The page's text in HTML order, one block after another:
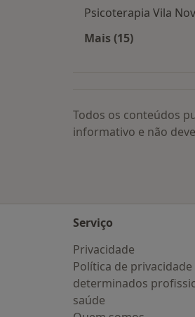
Psicoterapia Vila
Mais (15)
Todos os conteúdos
informativo e não
Serviço
Privacidade
Política de privacidade
determinados
saúde